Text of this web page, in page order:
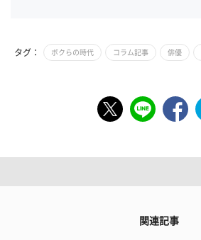
タグ： ボクらの時代 コラム記事 俳優
関連記事